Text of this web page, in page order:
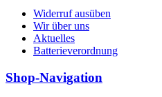
Widerruf ausüben
Wir über uns
Aktuelles
Batterieverordnung
Shop-Navigation